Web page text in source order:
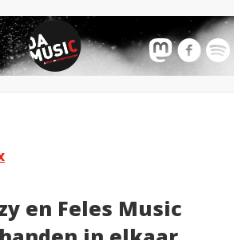
en Feles Music